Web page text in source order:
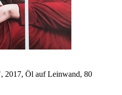
2017, Öl auf Leinwand, 80